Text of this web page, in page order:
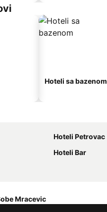
Hoteli sa bazenom
Hoteli Petrovac
Hoteli Bar
Mracevic